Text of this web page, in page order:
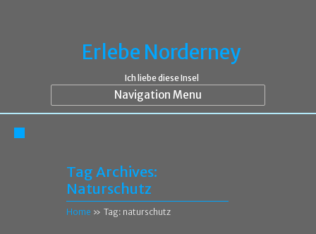
Erlebe Norderney
Ich liebe diese Insel
Navigation Menu
Tag Archives:
Naturschutz
Home » Tag: naturschutz